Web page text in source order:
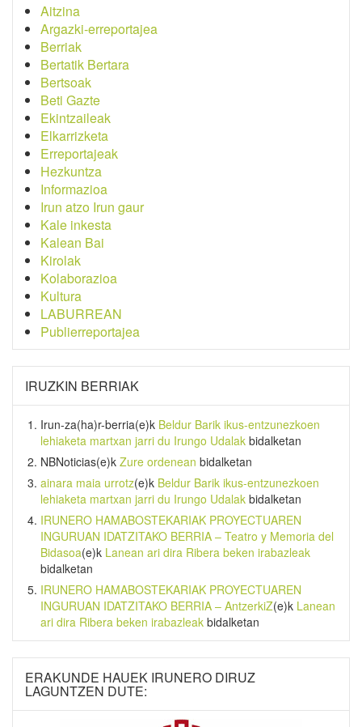
Aitzina
Argazki-erreportajea
Berriak
Bertatik Bertara
Bertsoak
Beti Gazte
Ekintzaileak
Elkarrizketa
Erreportajeak
Hezkuntza
Informazioa
Irun atzo Irun gaur
Kale inkesta
Kalean Bai
Kirolak
Kolaborazioa
Kultura
LABURREAN
Publierreportajea
IRUZKIN BERRIAK
Irun-za(ha)r-berria(e)k Beldur Barik ikus-entzunezkoen
lehiaketa martxan jarri du Irungo Udalak bidalketan
NBNoticias(e)k Zure ordenean bidalketan
ainara maia urrotz(e)k Beldur Barik ikus-entzunezkoen
lehiaketa martxan jarri du Irungo Udalak bidalketan
IRUNERO HAMABOSTEKARIAK PROYECTUAREN
INGURUAN IDATZITAKO BERRIA – Teatro y Memoria del
Bidasoa(e)k Lanean ari dira Ribera beken irabazleak
bidalketan
IRUNERO HAMABOSTEKARIAK PROYECTUAREN
INGURUAN IDATZITAKO BERRIA – AntzerkiZ(e)k Lanean
ari dira Ribera beken irabazleak bidalketan
ERAKUNDE HAUEK IRUNERO DIRUZ
LAGUNTZEN DUTE: